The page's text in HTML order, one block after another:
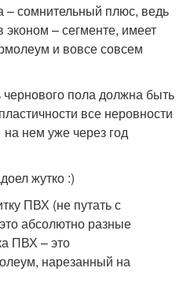
сомнительный плюс, ведь
– сегменте, имеет
и вовсе совсем
пола должна быть
все неровности
нем уже через год
жутко :)
ПВХ (не путать с
абсолютно разные
ПВХ – это
нарезанный на